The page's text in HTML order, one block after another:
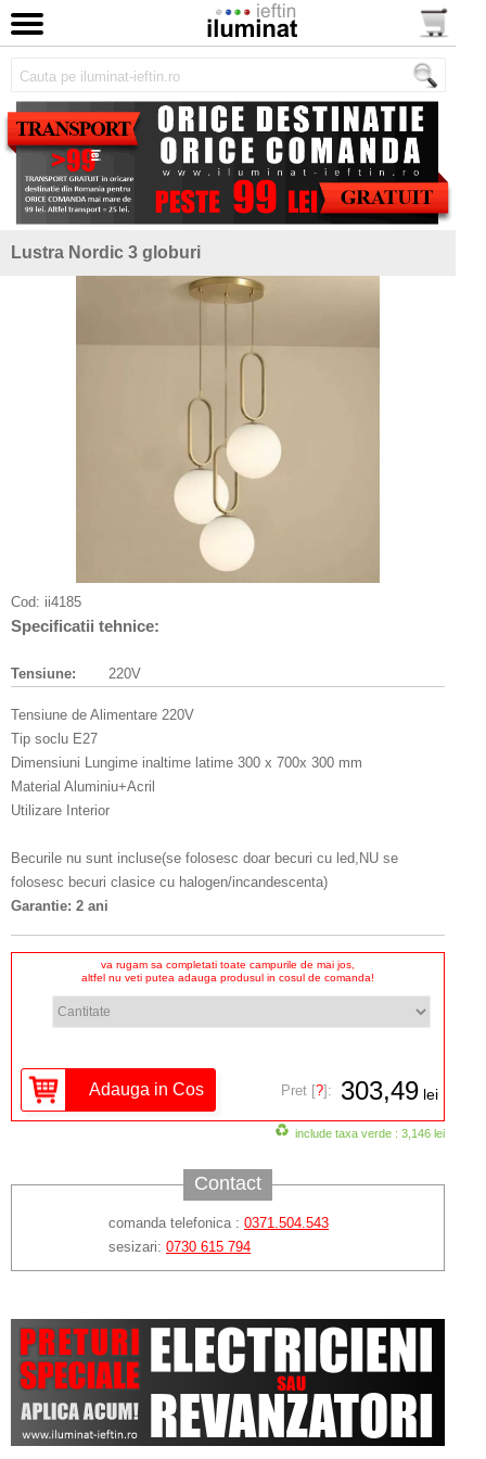
Lustra Nordic 3 globuri
Cod: ii4185
Specificatii tehnice:
Tensiune: 220V
Tensiune de Alimentare 220V
Tip soclu E27
Dimensiuni Lungime inaltime latime 300 x 700x 300 mm
Material Aluminiu+Acril
Utilizare Interior
Becurile nu sunt incluse(se folosesc doar becuri cu led,NU se
folosesc becuri clasice cu halogen/incandescenta)
Garantie: 2 ani
va rugam sa completati toate campurile de mai jos,
altfel nu veti putea adauga produsul in cosul de comanda!
Pret [?]: 303,49 lei
include taxa verde : 3,146 lei
Contact
comanda telefonica : 0371.504.543
sesizari: 0730 615 794